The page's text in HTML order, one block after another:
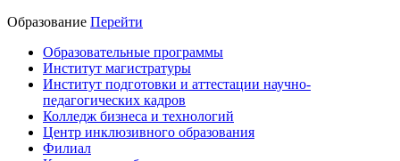
Образование Перейти
Образовательные программы
Институт магистратуры
Институт подготовки и аттестации научно-
педагогических кадров
Колледж бизнеса и технологий
Центр инклюзивного образования
Филиал